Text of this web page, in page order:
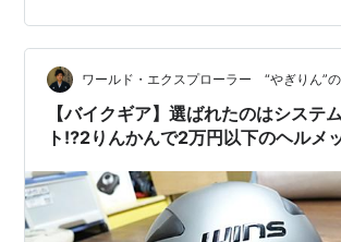
1000F」を紹介します。FRP（繊維強化プ
製の軽量モデルで、インナーバイザー付
で、見た目もスタイリッシュ。果たして
はじめに：ヘルメット選びは“走り…
ワールド・エクスプローラー “やぎりん”
【バイクギア】選ばれたのはシステ
ト⁉2りんかんで2万円以下のヘルメ